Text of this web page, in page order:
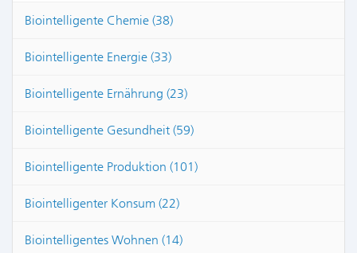
Biointelligente Chemie (38)
Biointelligente Energie (33)
Biointelligente Ernährung (23)
Biointelligente Gesundheit (59)
Biointelligente Produktion (101)
Biointelligenter Konsum (22)
Biointelligentes Wohnen (14)